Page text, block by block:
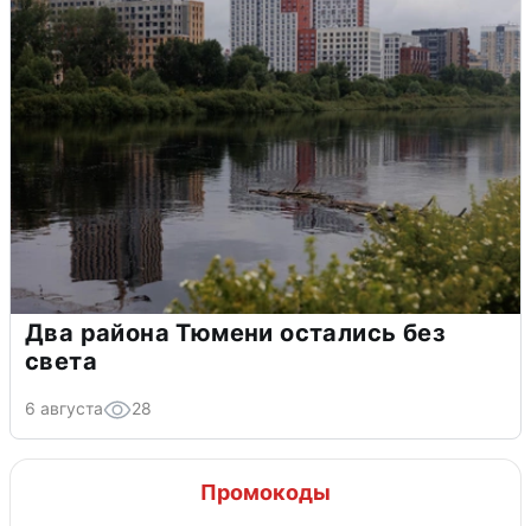
Два района Тюмени остались без
света
6 августа 28
Промокоды